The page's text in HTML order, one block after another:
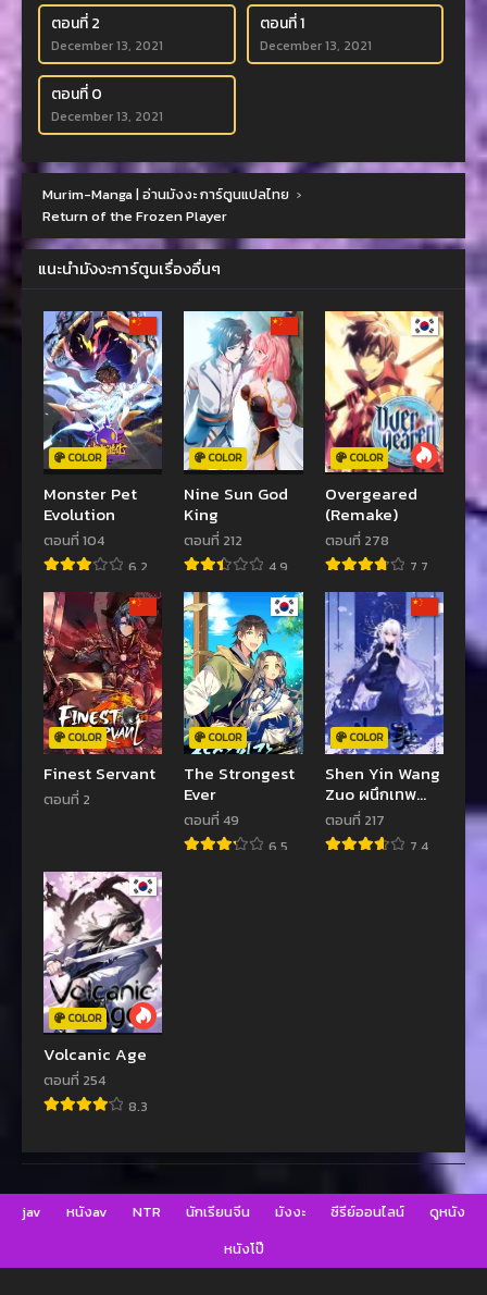
ตอนที่ 2
December 13, 2021
ตอนที่ 1
December 13, 2021
ตอนที่ 0
December 13, 2021
Murim-Manga | อ่านมังงะ การ์ตูนแปลไทย ›
Return of the Frozen Player
แนะนำมังงะการ์ตูนเรื่องอื่นๆ
COLOR
Monster Pet
Evolution
ตอนที่ 104
6.2
COLOR
Nine Sun God
King
ตอนที่ 212
4.9
COLOR
Overgeared
(Remake)
ตอนที่ 278
7.7
COLOR
Finest Servant
ตอนที่ 2
COLOR
The Strongest
Ever
ตอนที่ 49
6.5
COLOR
Shen Yin Wang
Zuo ผนึกเทพ
บัลลังก์ราชัน
ตอนที่ 217
7.4
COLOR
Volcanic Age
ตอนที่ 254
8.3
jav หนังav NTR นักเรียนจีน มังงะ ซีรีย์ออนไลน์
ดูหนัง
หนังโป๊